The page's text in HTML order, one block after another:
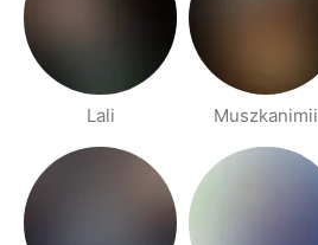
Lali Muszkanimii